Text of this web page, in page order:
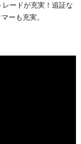
ードが充実！追証な
ーも充実。